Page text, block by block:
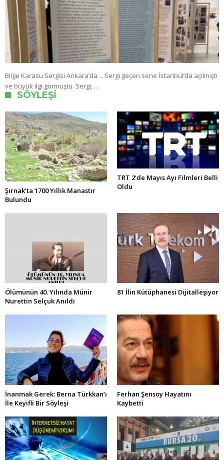
Bilge Karasu Sergisi Ankara’da… Sergi geçen sene İstanbul’da açılmıştı
ve büyük ilgi görmüştü. Sergi, …
SÖYLEŞI
Şırnak’ta 1700 Yıllık Manastır
Bulundu
TRT 2’de Mayıs Ayı Filmleri Belli
Oldu
Ölümünün 40. Yılında Münir
Nurettin Selçuk Anıldı
81 İlin Kütüphanesi Dijitalleşiyor
İnanmak Gerek: Berna Türkkan’ı
İle Keyifli Bir Söyleşi
Ferhan Şensoy Hayatını
Kaybetti